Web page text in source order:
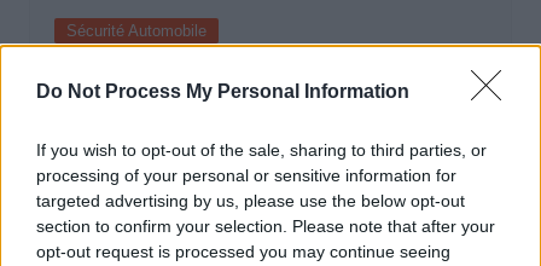
Do Not Process My Personal Information
If you wish to opt-out of the sale, sharing to third parties, or
processing of your personal or sensitive information for
targeted advertising by us, please use the below opt-out
section to confirm your selection. Please note that after your
opt-out request is processed you may continue seeing
Sécurité Automobile
Vitesse folle à Marseille : Une Mercedes
flashée à 221 km/h
Auto Pour Vous 5 août 2026 0